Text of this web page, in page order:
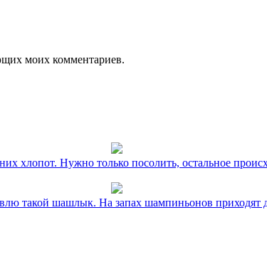
моих комментариев.
хлопот. Нужно только посолить, остальное
такой шашлык. На запах шампиньонов приходят